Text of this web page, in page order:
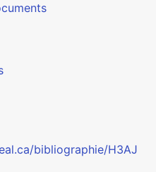
bibliographie/H3AJ